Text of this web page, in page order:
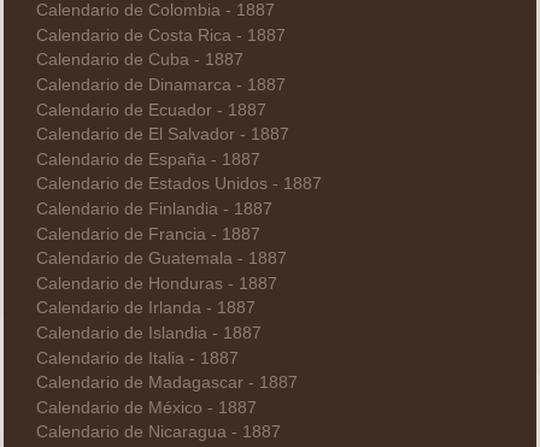
Calendario de Colombia - 1887
Calendario de Costa Rica - 1887
Calendario de Cuba - 1887
Calendario de Dinamarca - 1887
Calendario de Ecuador - 1887
Calendario de El Salvador - 1887
Calendario de España - 1887
Calendario de Estados Unidos - 1887
Calendario de Finlandia - 1887
Calendario de Francia - 1887
Calendario de Guatemala - 1887
Calendario de Honduras - 1887
Calendario de Irlanda - 1887
Calendario de Islandia - 1887
Calendario de Italia - 1887
Calendario de Madagascar - 1887
Calendario de México - 1887
Calendario de Nicaragua - 1887